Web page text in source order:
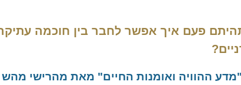
מייסד השיטה – מהרישי מהש יוגי
המלצה לספר – העוצמה שבשקט
המלצה לספר – מדע ההוויה ואומנות החיים
חדרה, פרדס חנה וחוף
הוד השרון
פעם איך אפשר לחבר בין חוכמה
ההוויה ואומנות החיים" מאת מהרישי מהש